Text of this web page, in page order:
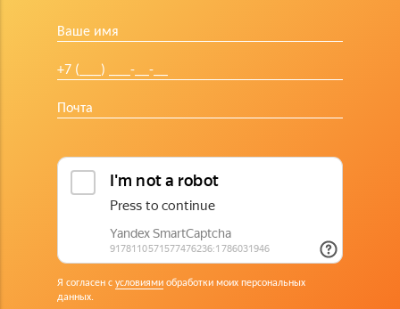
Я согласен с условиями обработки моих персональных
данных.